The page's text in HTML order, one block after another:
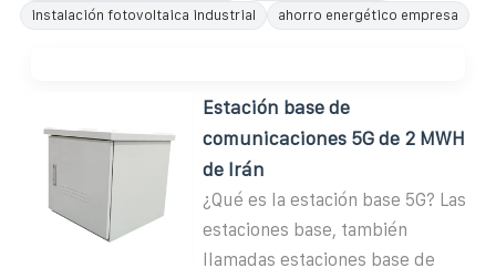
instalación fotovoltaica industrial
ahorro energético empresa
Estación base de
comunicaciones 5G de 2 MWH
de Irán
¿Qué es la estación base 5G? Las
estaciones base, también
llamadas estaciones base de